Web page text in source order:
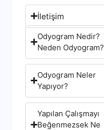
İletişim
Odyogram Nedir?
Neden Odyogram?
Odyogram Neler
Yapıyor?
Yapılan Çalışmayı
Beğenmezsek Ne